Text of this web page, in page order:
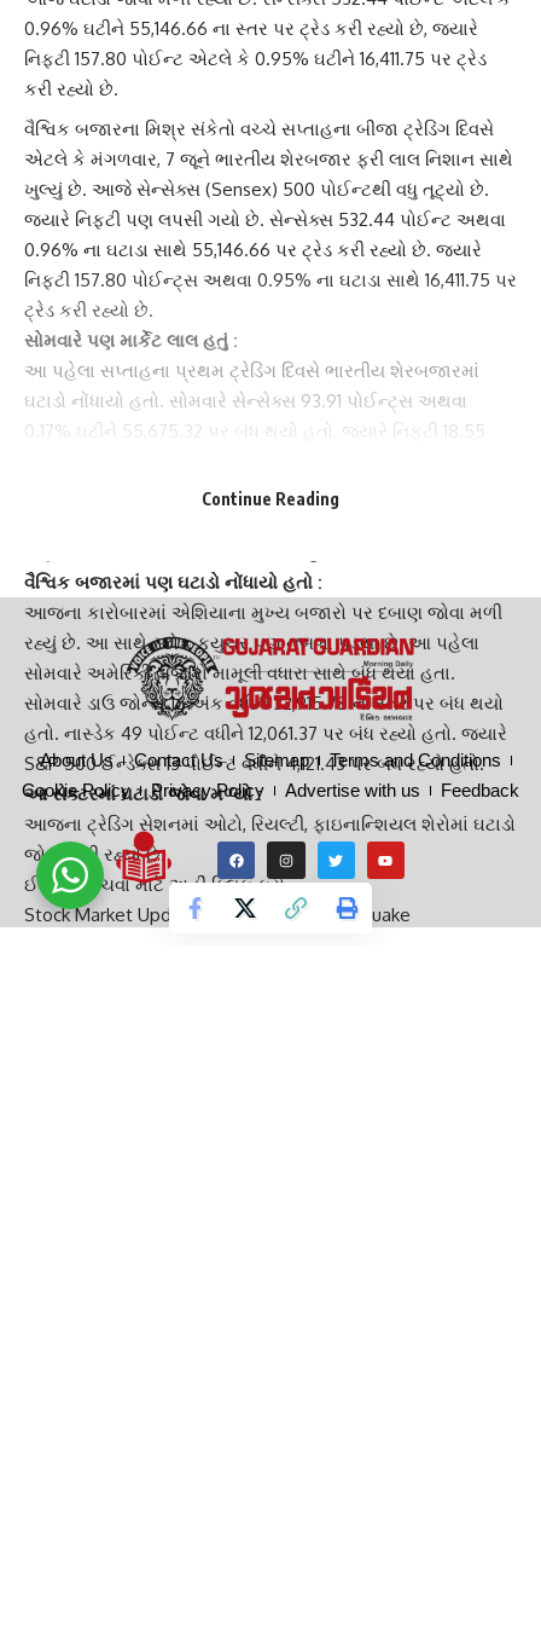
0.96% ઘટીને 55,146.66 ના સ્તર પર ટ્રેડ કરી રહ્યો છે, જ્યારે
નિફ્ટી 157.80 પોઈન્ટ એટલે કે 0.95% ઘટીને 16,411.75 પર ટ્રેડ
કરી રહ્યો છે.
વૈશ્વિક બજારના મિશ્ર સંકેતો વચ્ચે સપ્તાહના બીજા ટ્રેડિંગ દિવસે
એટલે કે મંગળવાર, 7 જૂને ભારતીય શેરબજાર ફરી લાલ નિશાન સાથે
ખુલ્યું છે. આજે સેન્સેક્સ (Sensex) 500 પોઈન્ટથી વધુ તૂટ્યો છે.
જ્યારે નિફ્ટી પણ લપસી ગયો છે. સેન્સેક્સ 532.44 પોઈન્ટ અથવા
0.96% ના ઘટાડા સાથે 55,146.66 પર ટ્રેડ કરી રહ્યો છે. જ્યારે
નિફ્ટી 157.80 પોઈન્ટ્સ અથવા 0.95% ના ઘટાડા સાથે 16,411.75 પર
ટ્રેડ કરી રહ્યો છે.
સોમવારે પણ માર્કેટ લાલ હતું :
આ પહેલા સપ્તાહના પ્રથમ ટ્રેડિંગ દિવસે ભારતીય શેરબજારમાં
ઘટાડો નોંધાયો હતો. સોમવારે સેન્સેક્સ 93.91 પોઈન્ટ્સ અથવા
0.17% ઘટીને 55,675.32 પર બંધ થયો હતો, જ્યારે નિફ્ટી 18.55
ભારતીય શેરબજારમાં પ્રી-ઓપનિંગમાં પણ માર્કેટમાં ઘટાડો જોવા
વૈશ્વિક બજારમાં પણ ઘટાડો નોંધાયો હતો :
આજના કારોબારમાં એશિયાના મુખ્ય બજારો પર દબાણ જોવા મળી
રહ્યું છે. આ સાથે સ્ટોક ફ્યુચર પણ નબળા પડ્યા છે. આ પહેલા
સોમવારે અમેરિકી બજારો મામૂલી વધારા સાથે બંધ થયા હતા.
સોમવારે ડાઉ જોન્સ 16 અંક વધીને 32,915.78 ના સ્તર પર બંધ થયો
હતો. નાસ્ડેક 49 પોઈન્ટ વધીને 12,061.37 પર બંધ રહ્યો હતો. જ્યારે
S&P 500 ઈન્ડેક્સ 13 પોઈન્ટ વધીને 4,121.43 પર બંધ રહ્યો હતો.
આ સેક્ટરમાં ઘટાડો જોવા મળ્યો :
આજના ટ્રેડિંગ સેશનમાં ઓટો, રિયલ્ટી, ફાઇનાન્શિયલ શેરોમાં ઘટાડો
જોવા મળી રહ્યો છે.
ઈ-પેપર વાંચવા માટે અહીં ક્લિક કરો
Stock Market Update Stock market earthquake
Continue Reading
About Us Contact Us Sitemap
Terms and Conditions
Cookie Policy
Privacy Policy Advertise with us Feedback